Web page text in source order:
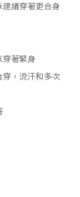
議穿著更合身
著緊身
，流汗和多次